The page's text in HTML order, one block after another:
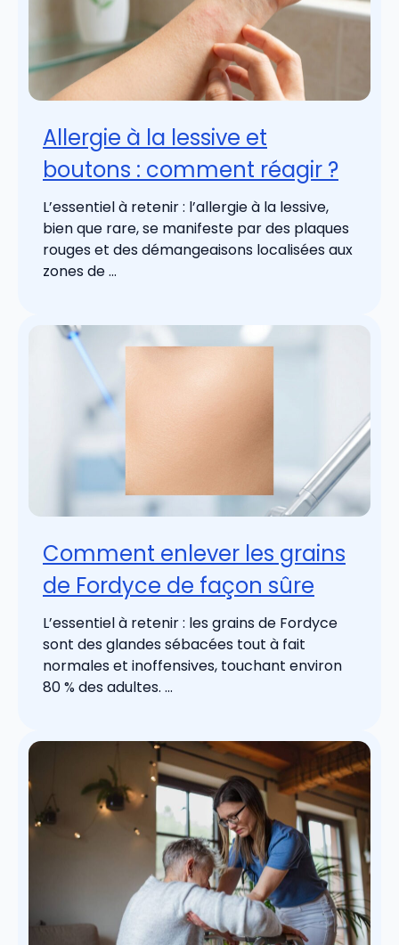
Allergie à la lessive et
boutons : comment réagir ?
L’essentiel à retenir : l’allergie à la lessive,
bien que rare, se manifeste par des plaques
rouges et des démangeaisons localisées aux
zones de ...
Comment enlever les grains
de Fordyce de façon sûre
L’essentiel à retenir : les grains de Fordyce
sont des glandes sébacées tout à fait
normales et inoffensives, touchant environ
80 % des adultes. ...